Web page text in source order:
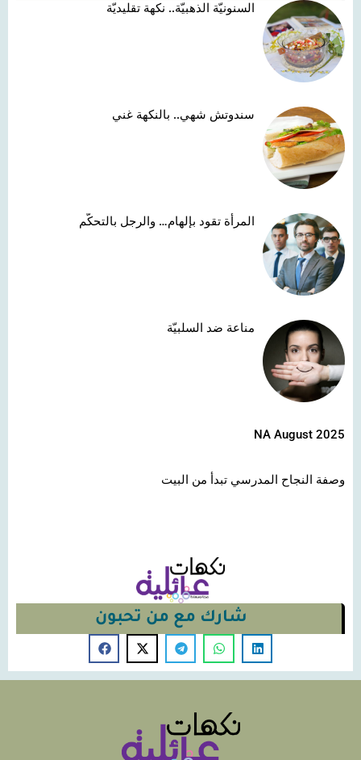
السنونيّة الذهبيّة.. نكهة تقليديّة
سندوتش شهي.. بالنكهة غني
المرأة تقود بإلهام… والرجل بالتحكّم
مناعة ضد السلبيّة
NA August 2025
وصفة النجاح المدرسي تبدأ من البيت
شارك مع من تحبون